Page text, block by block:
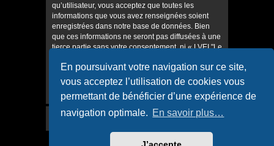
En poursuivant votre navigation sur ce site,
vous acceptez l’utilisation de cookies vous
permettant de bénéficier d’une expérience de
navigation optimale. En savoir plus…
qu’utilisateur, vous acceptez que toutes les
informations que vous avez renseignées soient
enregistrées dans notre base de données. Bien
que ces informations ne seront pas diffusées à une
tierce partie sans votre consentement, ni « LVEI "Le
pourront être tenus comme responsables en cas
de tentative de piratage informatique visant à
compromettre vos données.
Accueil du forum